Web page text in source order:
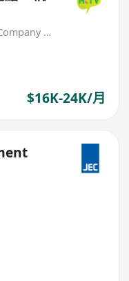
Hong Kong Technology Venture Company Limited(HKTV)
$16K-24K/月